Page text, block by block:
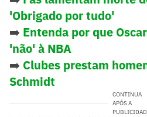
'Obrigado por tudo'
➡️ Entenda por que
'não' à NBA
➡️ Clubes prestam
Schmidt
CONTINUA
APÓS A